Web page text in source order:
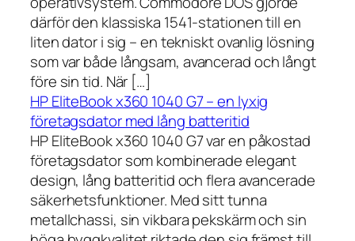
därför den klassiska 1541-stationen till en
liten dator i sig – en tekniskt ovanlig lösning
som var både långsam, avancerad och långt
före sin tid. När […]
HP EliteBook x360 1040 G7 – en lyxig
företagsdator med lång batteritid
HP EliteBook x360 1040 G7 var en påkostad
företagsdator som kombinerade elegant
design, lång batteritid och flera avancerade
säkerhetsfunktioner. Med sitt tunna
metallchassi, sin vikbara pekskärm och sin